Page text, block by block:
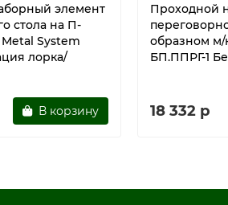
элемент
стола на П-
System
лорка/
В корзину
Проходной
образном м/
БП.ППРГ-1
18 332 р